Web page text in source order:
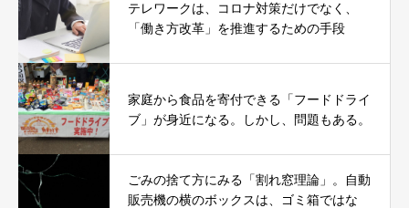
テレワークは、コロナ対策だけでなく、
「働き方改革」を推進するための手段
家庭から食品を寄付できる「フードドライ
ブ」が身近になる。しかし、問題もある。
ごみの捨て方にみる「割れ窓理論」。自動
販売機の横のボックスは、ゴミ箱ではな